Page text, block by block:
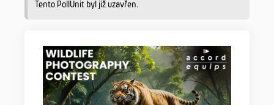
Tento PollUnit byl již uzavřen.